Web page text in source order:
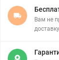
Вам не
доставку